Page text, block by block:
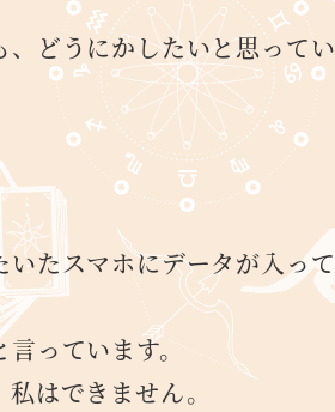
どうにかしたいと思ってい
たスマホにデータが入って
っています。
はできません。